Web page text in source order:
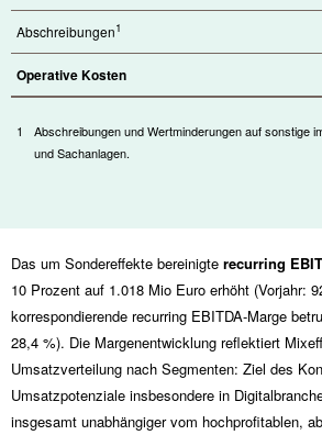
1
Abschreibungen und Wertminderungen auf sonstige
und Sachanlagen.
Abschreibungen1
Operative Kosten
Das um Sondereffekte bereinigte recurring
10 Prozent auf 1.018 Mio Euro erhöht (Vorjahr:
korrespondierende recurring EBITDA-Marge
28,4 %). Die Margenentwicklung reflektiert
Umsatzverteilung nach Segmenten: Ziel des
Umsatzpotenziale insbesondere in
insgesamt unabhängiger vom hochprofitablen,